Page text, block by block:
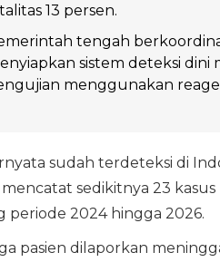
13 persen.
tengah
sistem deteksi dini
menggunakan
sudah terdeteksi di
sedikitnya 23
periode 2024 hingga 2026.
pasien dilaporkan